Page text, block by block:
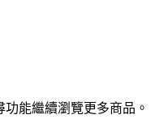
能繼續瀏覽更多商品。